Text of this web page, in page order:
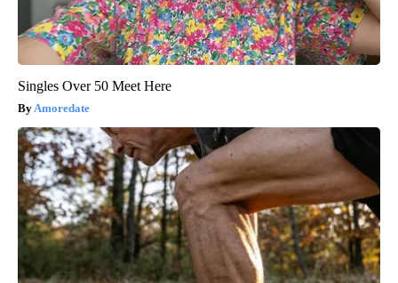
Singles Over 50 Meet Here
Amoredate